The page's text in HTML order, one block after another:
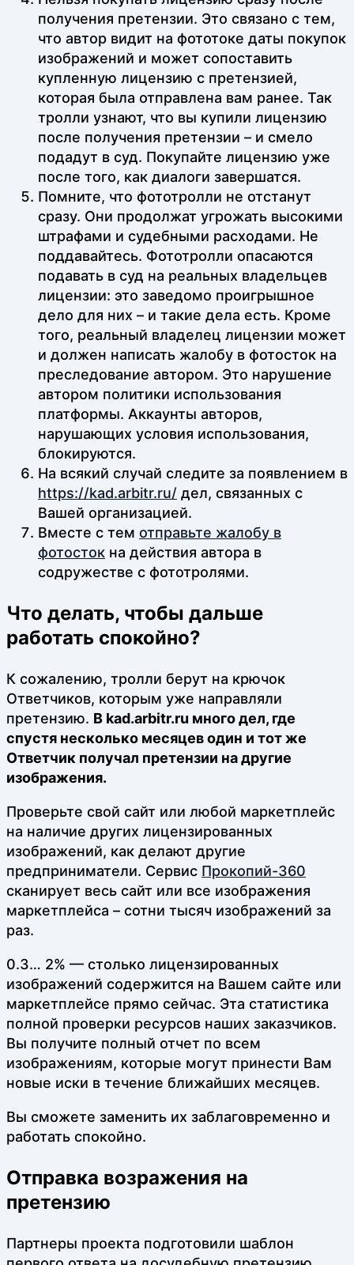
получения претензии. Это связано с тем,
что автор видит на фототоке даты покупок
изображений и может сопоставить
купленную лицензию с претензией,
которая была отправлена вам ранее. Так
тролли узнают, что вы купили лицензию
после получения претензии – и смело
подадут в суд. Покупайте лицензию уже
после того, как диалоги завершатся.
Помните, что фототролли не отстанут
сразу. Они продолжат угрожать высокими
штрафами и судебными расходами. Не
поддавайтесь. Фототролли опасаются
подавать в суд на реальных владельцев
лицензии: это заведомо проигрышное
дело для них – и такие дела есть. Кроме
того, реальный владелец лицензии может
и должен написать жалобу в фотосток на
преследование автором. Это нарушение
автором политики использования
платформы. Аккаунты авторов,
нарушающих условия использования,
блокируются.
На всякий случай следите за появлением в
https://kad.arbitr.ru/ дел, связанных с
Вашей организацией.
Вместе с тем отправьте жалобу в
фотосток на действия автора в
содружестве с фототролями.
Что делать, чтобы дальше
работать спокойно?
К сожалению, тролли берут на крючок
Ответчиков, которым уже направляли
претензию. В kad.arbitr.ru много дел, где
спустя несколько месяцев один и тот же
Ответчик получал претензии на другие
изображения.
Проверьте свой сайт или любой маркетплейс
на наличие других лицензированных
изображений, как делают другие
предприниматели. Сервис Прокопий-360
сканирует весь сайт или все изображения
маркетплейса – сотни тысяч изображений за
раз.
0.3… 2% — столько лицензированных
изображений содержится на Вашем сайте или
маркетплейсе прямо сейчас. Эта статистика
полной проверки ресурсов наших заказчиков.
Вы получите полный отчет по всем
изображениям, которые могут принести Вам
новые иски в течение ближайших месяцев.
Вы сможете заменить их заблаговременно и
работать спокойно.
Отправка возражения на
претензию
Партнеры проекта подготовили шаблон